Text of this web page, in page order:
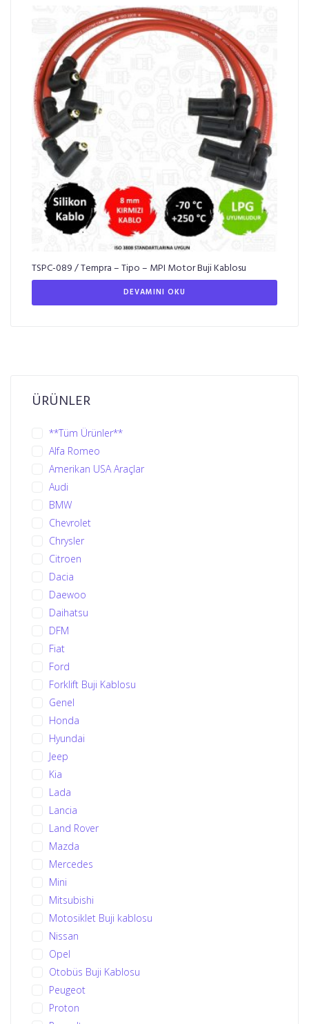
TSPC-089 / Tempra – Tipo – MPI Motor Buji Kablosu
DEVAMINI OKU
ÜRÜNLER
**Tüm Ürünler**
Alfa Romeo
Amerikan USA Araçlar
Audi
BMW
Chevrolet
Chrysler
Citroen
Dacia
Daewoo
Daihatsu
DFM
Fiat
Ford
Forklift Buji Kablosu
Genel
Honda
Hyundai
Jeep
Kia
Lada
Lancia
Land Rover
Mazda
Mercedes
Mini
Mitsubishi
Motosiklet Buji kablosu
Nissan
Opel
Otobüs Buji Kablosu
Peugeot
Proton